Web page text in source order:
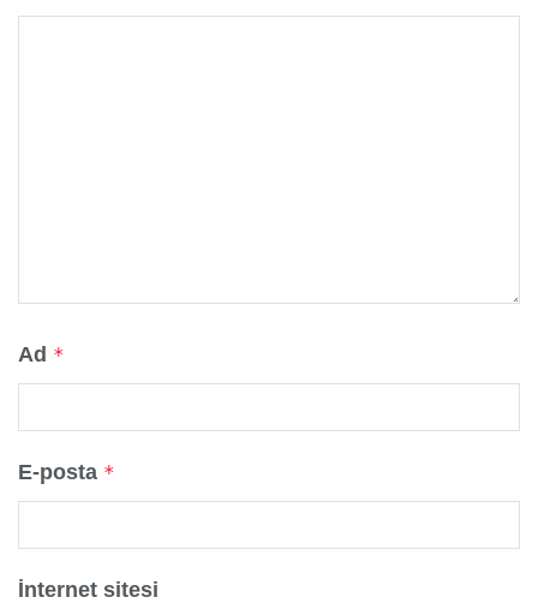
Ad *
E-posta *
İnternet sitesi